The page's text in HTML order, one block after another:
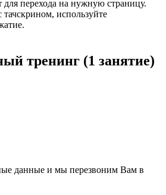
для перехода на нужную страницу.
тачскрином, используйте
тренинг (1 занятие)
данные и мы перезвоним Вам в